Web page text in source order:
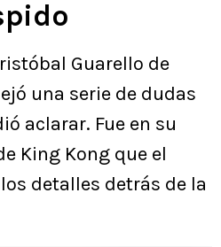
Guarello de
una serie de dudas
aclarar. Fue en su
King Kong que el
detalles detrás de la